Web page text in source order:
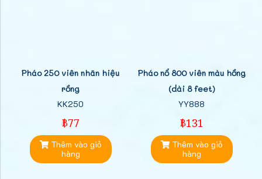
Pháo 250 viên nhãn hiệu
rồng
KK250
฿77
hàng
Pháo nổ 800 viên màu hồng
(dài 8 feet)
YY888
฿131
hàng